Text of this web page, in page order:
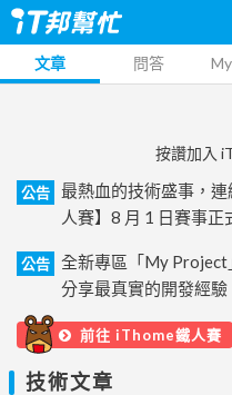
文章 問答
按讚加入
公告
最熱血的技術盛事，
人賽】8 月 1 日賽事正
公告
全新專區「My Project
分享最真實的開發經驗
前往 iThome鐵人賽
技術文章